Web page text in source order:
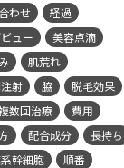
わせ
経過
ュー
美容点滴
肌荒れ
射 脇
脱毛効果
数回治療
費用
配合成分
長持ち
幹細胞
順番